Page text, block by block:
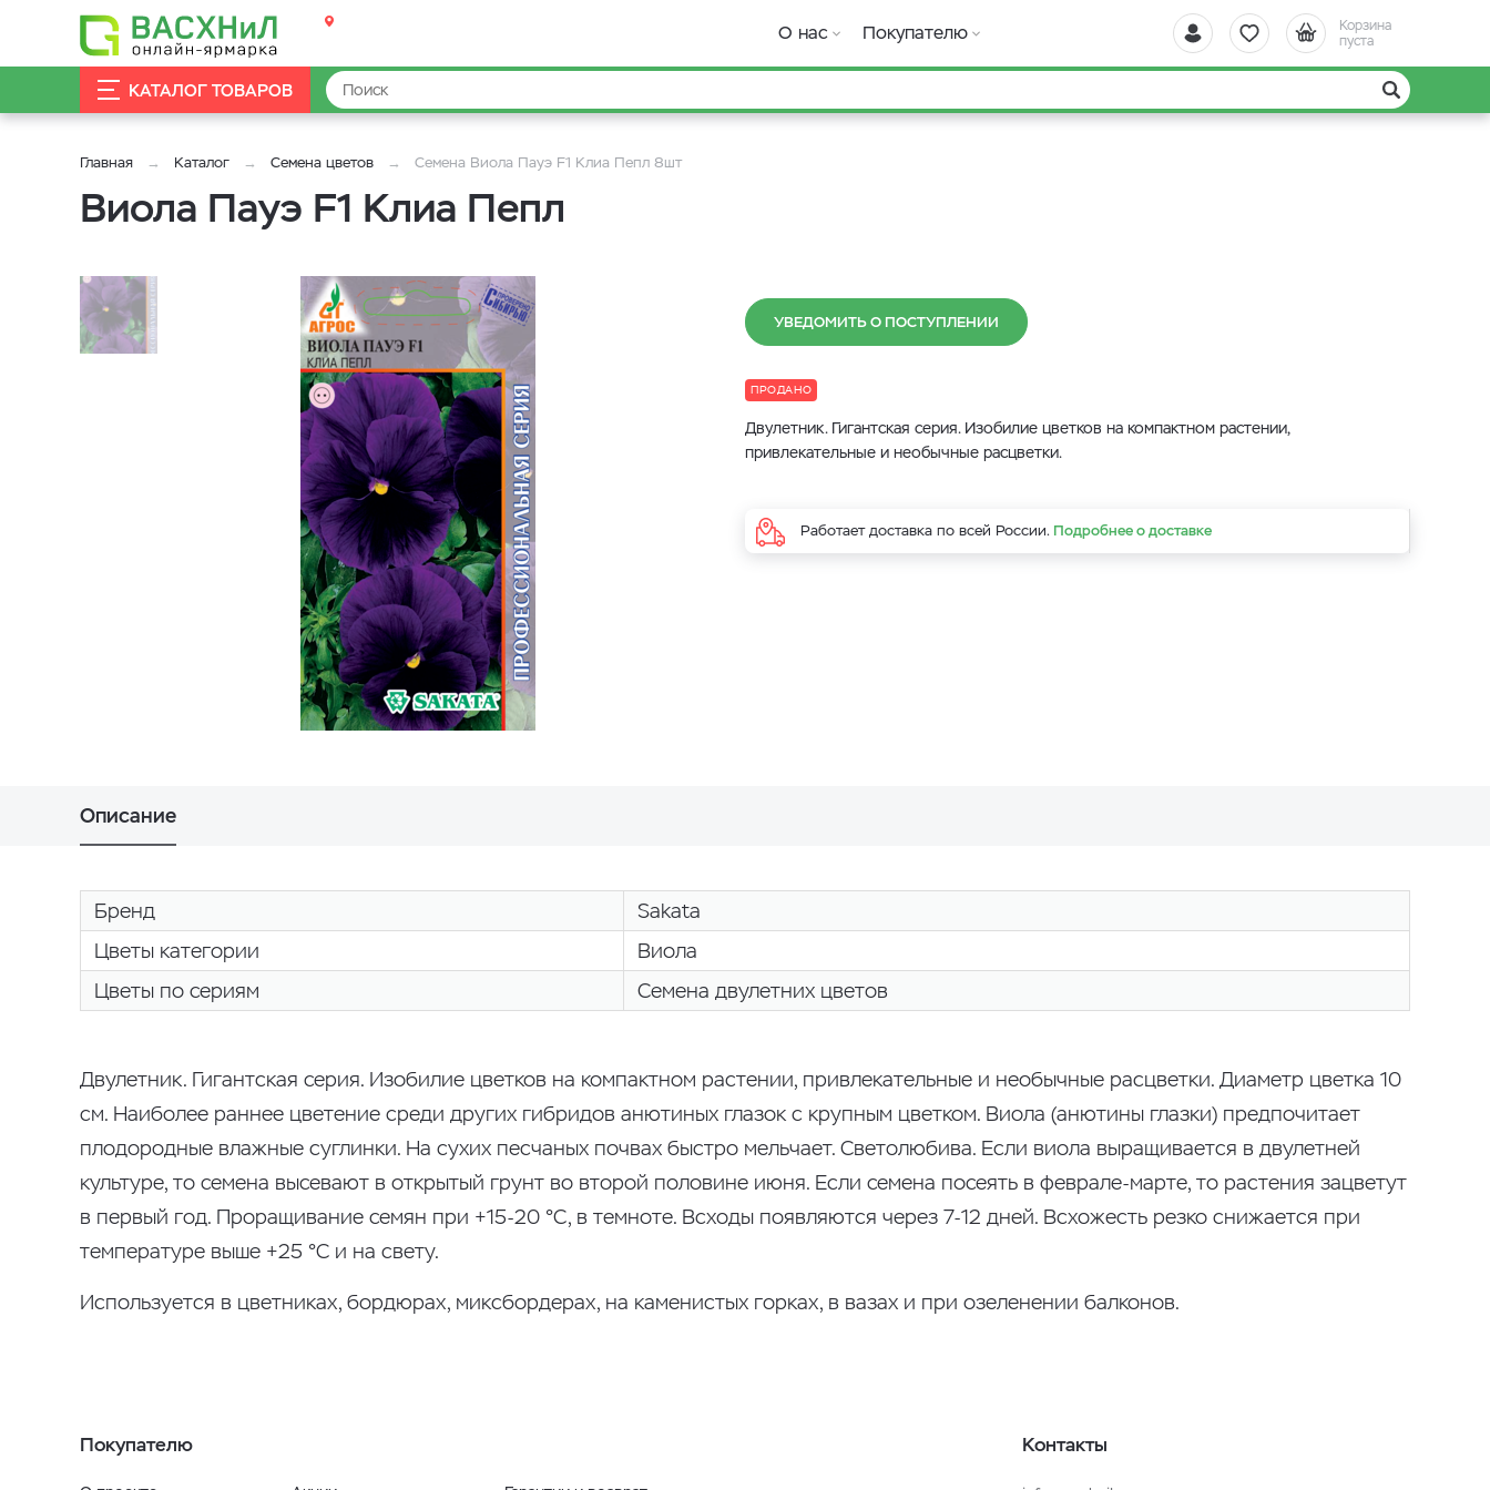
Корзина
пуста
О нас Покупателю
КАТАЛОГ ТОВАРОВ
Главная Каталог Семена цветов Семена Виола Пауэ F1 Клиа Пепл 8шт
Виола Пауэ F1 Клиа Пепл
УВЕДОМИТЬ О ПОСТУПЛЕНИИ
ПРОДАНО
Двулетник. Гигантская серия. Изобилие цветков на компактном растении,
привлекательные и необычные расцветки.
Работает доставка по всей России. Подробнее о доставке
Описание
Бренд
Sakata
Цветы категории
Виола
Цветы по сериям
Семена двулетних цветов
Двулетник. Гигантская серия. Изобилие цветков на компактном растении, привлекательные и необычные расцветки. Диаметр цветка 10
см. Наиболее раннее цветение среди других гибридов анютиных глазок с крупным цветком. Виола (анютины глазки) предпочитает
плодородные влажные суглинки. На сухих песчаных почвах быстро мельчает. Светолюбива. Если виола выращивается в двулетней
культуре, то семена высевают в открытый грунт во второй половине июня. Если семена посеять в феврале-марте, то растения зацветут
в первый год. Проращивание семян при +15-20 °С, в темноте. Всходы появляются через 7-12 дней. Всхожесть резко снижается при
температуре выше +25 °С и на свету.
Используется в цветниках, бордюрах, миксбордерах, на каменистых горках, в вазах и при озеленении балконов.
Покупателю Контакты